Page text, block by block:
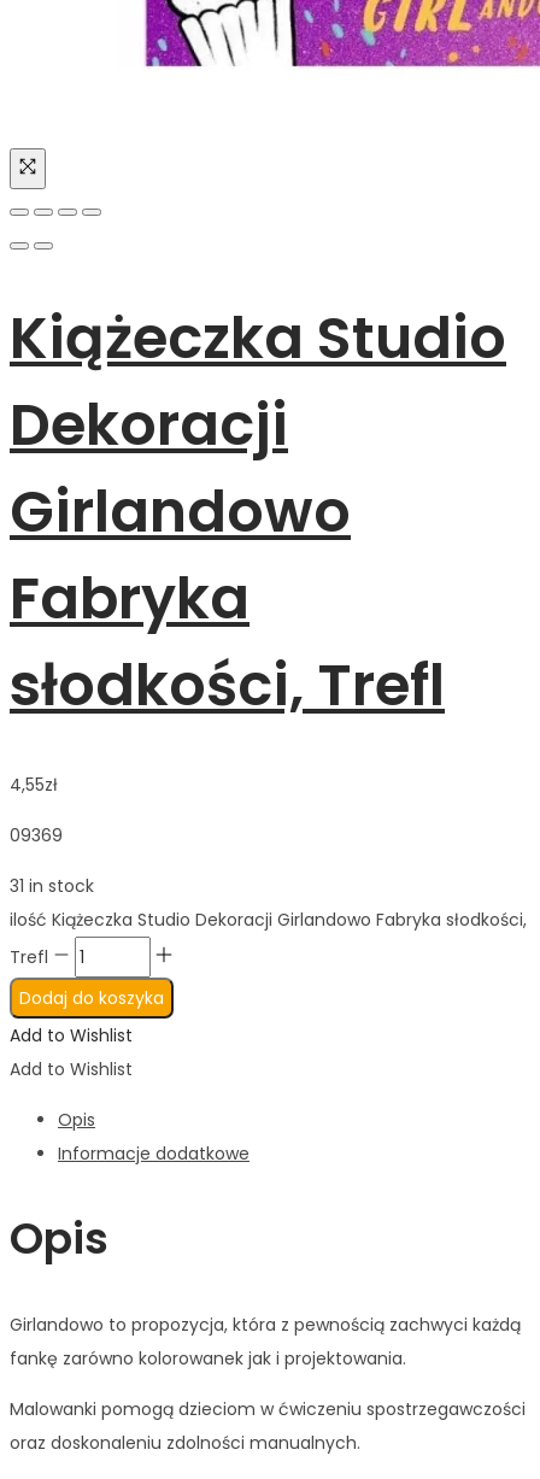
Kiążeczka Studio
Dekoracji
Girlandowo
Fabryka
słodkości, Trefl
4,55zł
09369
31 in stock
ilość Kiążeczka Studio Dekoracji Girlandowo Fabryka słodkości,
Trefl
Dodaj do koszyka
Add to Wishlist
Add to Wishlist
Opis
Informacje dodatkowe
Opis
Girlandowo to propozycja, która z pewnością zachwyci każdą
fankę zarówno kolorowanek jak i projektowania.
Malowanki pomogą dzieciom w ćwiczeniu spostrzegawczości
oraz doskonaleniu zdolności manualnych.